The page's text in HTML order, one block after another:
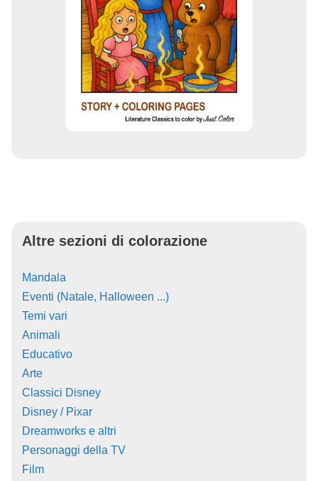
Altre sezioni di colorazione
Mandala
Eventi (Natale, Halloween ...)
Temi vari
Animali
Educativo
Arte
Classici Disney
Disney / Pixar
Dreamworks e altri
Personaggi della TV
Film